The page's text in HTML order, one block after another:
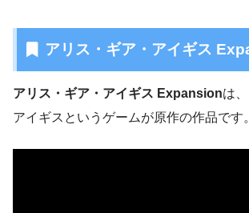
アリス・ギア・アイギス
アリス・ギア・アイギス Expansionは
アイギスというゲームが原作の作品です。